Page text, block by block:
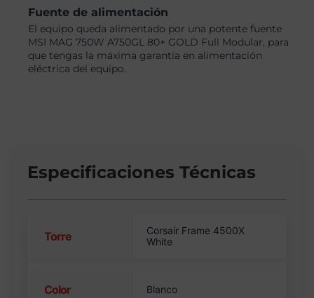
Fuente de alimentación
El equipo queda alimentado por una potente fuente
MSI MAG 750W A750GL 80+ GOLD Full Modular, para
que tengas la máxima garantía en alimentación
eléctrica del equipo.
Especificaciones Técnicas
Torre
Corsair Frame 4500X
White
Color Blanco